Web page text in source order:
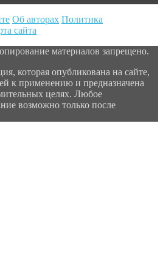
Об авторах Политика
сайта
материалов запрещено.
опубликована на сайте,
к применению и предназначена
целях. Любое
возможно только после